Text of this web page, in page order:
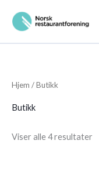
rett
Hjem / Butikk
Butikk
Viser alle 4 resultater